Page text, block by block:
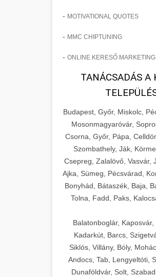
- MOTIVATIONAL QUOTES
- MMC CHIPTUNING
- ONLINE KERESŐ
TANÁCSADÁS A
Budapest, Győr, Miskolc,
Mosonmagyaróvár,
Csorna, Győr, Pápa,
Szombathely, Ják,
Csepreg, Zalalövő, Vasvár,
Ajka, Sümeg, Pécsvárad,
Bonyhád, Bátaszék, Baja,
Tolna, Fadd, Paks,
Balatonboglár, Kaposvár,
Kadarkút, Barcs,
Siklós, Villány, Bóly,
Andocs, Tab, Lengyeltóti,
Dunaföldvár, Solt,